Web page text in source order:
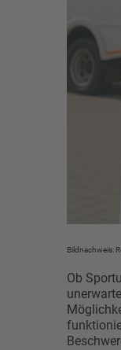
Bildnachweis:
Ob